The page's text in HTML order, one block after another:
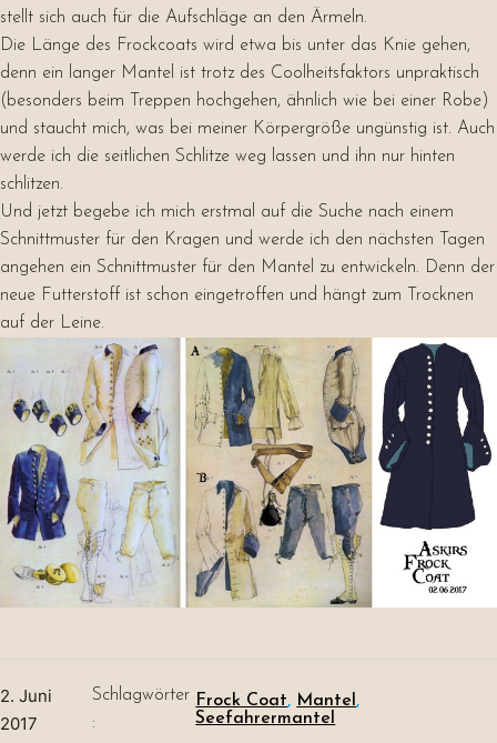
stellt sich auch für die Aufschläge an den Ärmeln.
Die Länge des Frockcoats wird etwa bis unter das Knie gehen,
denn ein langer Mantel ist trotz des Coolheitsfaktors unpraktisch
(besonders beim Treppen hochgehen, ähnlich wie bei einer Robe)
und staucht mich, was bei meiner Körpergröße ungünstig ist. Auch
werde ich die seitlichen Schlitze weg lassen und ihn nur hinten
schlitzen.
Und jetzt begebe ich mich erstmal auf die Suche nach einem
Schnittmuster für den Kragen und werde ich den nächsten Tagen
angehen ein Schnittmuster für den Mantel zu entwickeln. Denn der
neue Futterstoff ist schon eingetroffen und hängt zum Trocknen
auf der Leine.
2. Juni
2017
Schlagwörter
:
Frock Coat, Mantel
Seefahrermantel